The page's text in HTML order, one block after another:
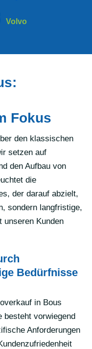
Volvo
Fokus
den klassischen
setzen auf
den Aufbau von
die
der darauf abzielt,
sondern langfristige,
unseren Kunden
Bedürfnisse
in Bous
besteht vorwiegend
Anforderungen